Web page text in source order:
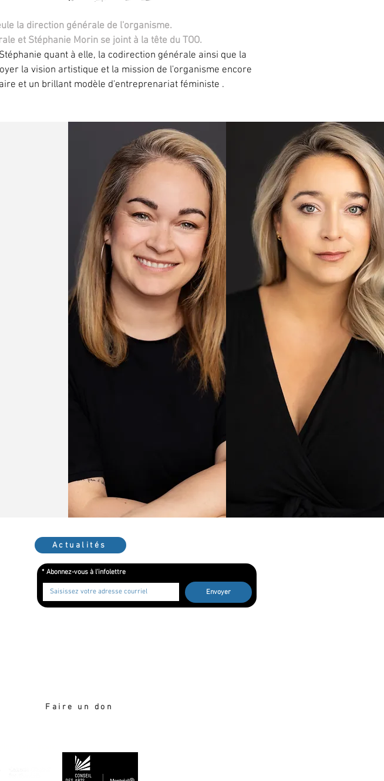
la direction générale de l'organisme.
et Stéphanie Morin se joint à la tête du TOO.
quant à elle, la codirection générale ainsi que la
la vision artistique et la mission de l'organisme encore
et un brillant modèle d'entreprenariat féministe .
Actualités
* Abonnez-vous à l'infolettre
Envoyer
Faire un don